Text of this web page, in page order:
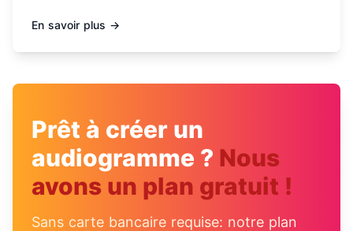
En savoir plus →
Prêt à créer un
audiogramme ? Nous
avons un plan gratuit !
Sans carte bancaire requise: notre plan